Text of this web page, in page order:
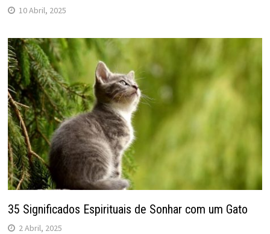
10 Abril, 2025
35 Significados Espirituais de Sonhar com um Gato
2 Abril, 2025